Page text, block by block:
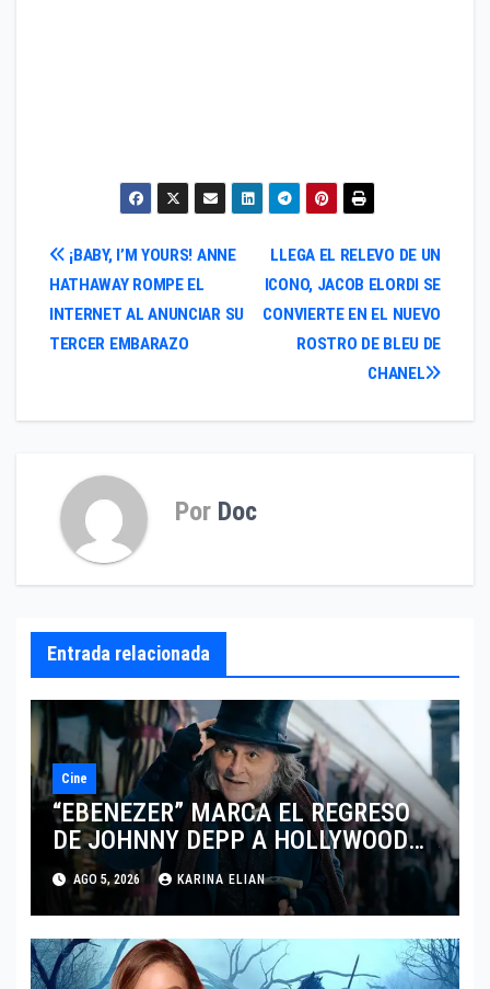
Navegación
de
entradas
LLEGA EL RELEVO DE UN
ICONO, JACOB ELORDI SE
CONVIERTE EN EL NUEVO
ROSTRO DE BLEU DE
CHANEL
¡BABY, I’M YOURS! ANNE
HATHAWAY ROMPE EL
INTERNET AL ANUNCIAR SU
TERCER EMBARAZO
Por Doc
Entrada relacionada
Cine
“EBENEZER” MARCA EL REGRESO
DE JOHNNY DEPP A HOLLYWOOD
TRAS SU PASO POR EL CINE
INDEPENDIENTE EUROPEO
AGO 5, 2026 KARINA ELIAN